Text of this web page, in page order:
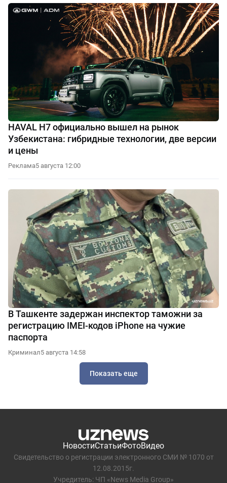
HAVAL H7 официально вышел на рынок
Узбекистана: гибридные технологии, две версии
и цены
Реклама5 августа 12:00
В Ташкенте задержан инспектор таможни за
регистрацию IMEI-кодов iPhone на чужие
паспорта
Криминал5 августа 14:58
Показать еще
НовостиСтатьиФотоВидео
Свидетельство о регистрации электронного СМИ № 1070 от
12.08.2015г.
Учредитель: ЧП «News Media Group»